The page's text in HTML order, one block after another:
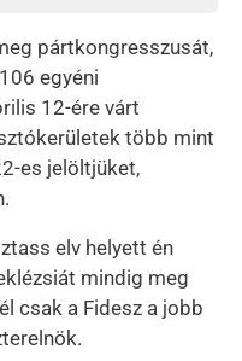
pártkongresszusát,
egyéni
12-ére várt
több mint
es jelöltjüket,
elv helyett én
mindig meg
csak a Fidesz a jobb